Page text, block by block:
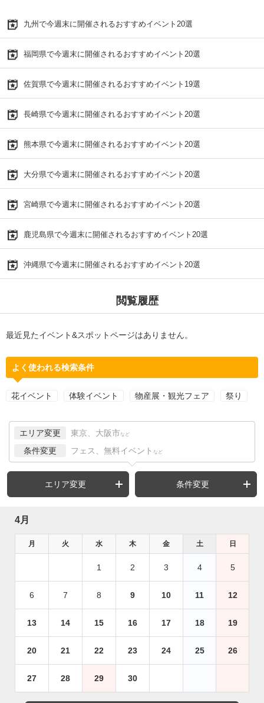
九州で今週末に開催されるおすすめイベント20選
福岡県で今週末に開催されるおすすめイベント20選
佐賀県で今週末に開催されるおすすめイベント19選
長崎県で今週末に開催されるおすすめイベント20選
熊本県で今週末に開催されるおすすめイベント20選
大分県で今週末に開催されるおすすめイベント20選
宮崎県で今週末に開催されるおすすめイベント20選
鹿児島県で今週末に開催されるおすすめイベント20選
沖縄県で今週末に開催されるおすすめイベント20選
閲覧履歴
最近見たイベント&スポットページはありません。
よく使われる検索条件
花イベント 体験イベント 物産展・観光フェア 祭り
エリア変更 東京、大阪市 など
条件変更 フェス、無料イベント など
エリア変更 条件変更
4月
月 火 水 木 金 土 日
1 2 3 4 5
6 7 8 9 10 11 12
13 14 15 16 17 18 19
20 21 22 23 24 25 26
27 28 29 30